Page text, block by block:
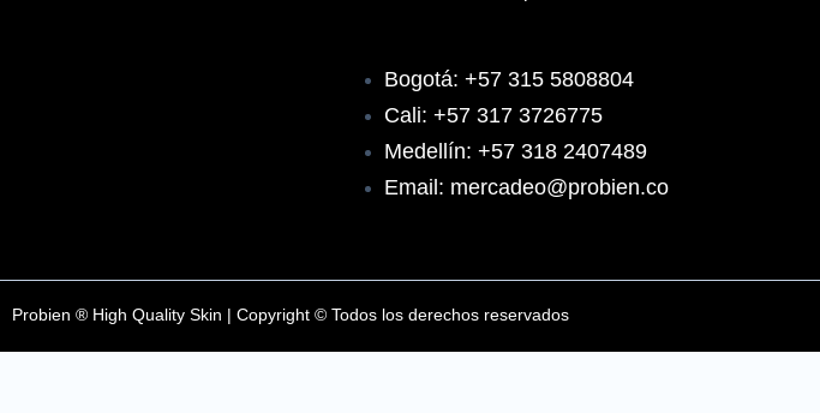
Bogotá: +57 315 5808804
Cali: +57 317 3726775
Medellín: +57 318 2407489
Email: mercadeo@probien.co
Probien ® High Quality Skin | Copyright © Todos los derechos reservados